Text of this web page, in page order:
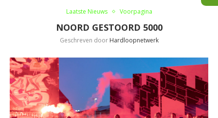
Laatste Nieuws Voorpagina
NOORD GESTOORD 5000
Geschreven door Hardloopnetwerk